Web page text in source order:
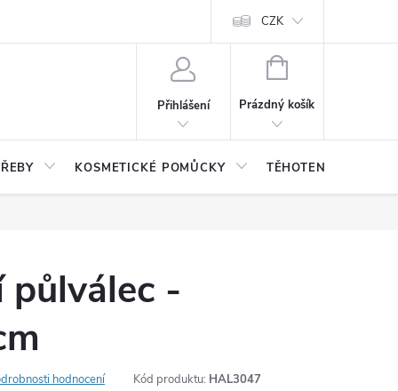
CZK
Přihlášení
NÁKUPNÍ
Prázdný košík
KOSMETICKÉ POMŮCKY TĚHOTENSTVÍ, DĚTI
půlválec -
hodnocení Kód produktu: HAL3047